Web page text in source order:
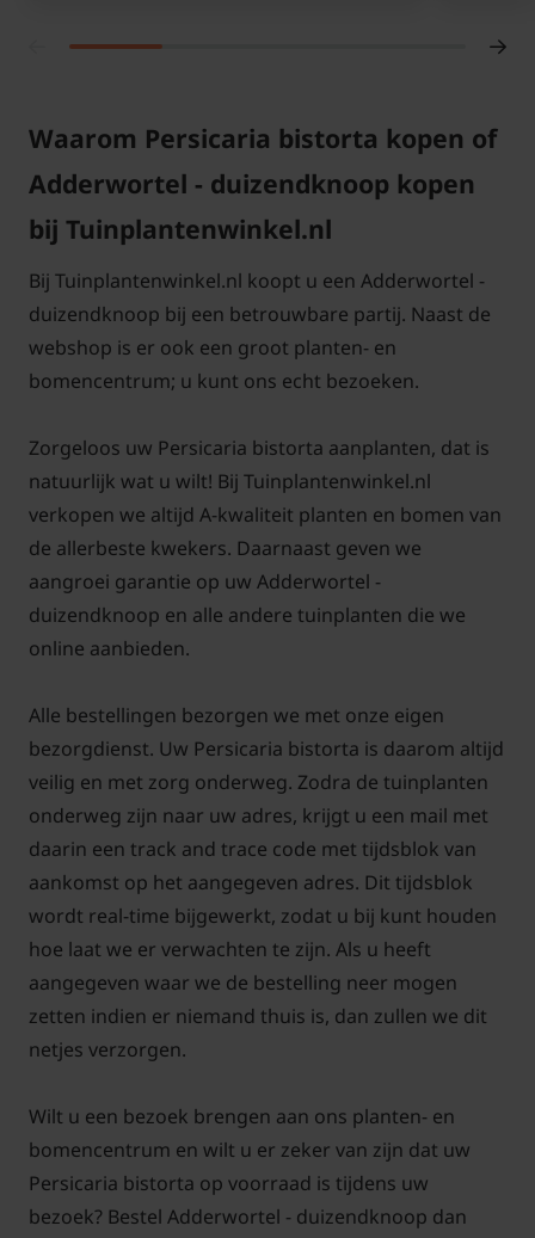
geschikt voor borders, graslanden en vochtige
eenvoudig een natuurlijke, weelderige beplanting
creëert.
Zoekt u een rijkbloeiende tuinselectie? Bekijk dan
ookPersicaria bistorta ‘Superba’ , een geselecteerde
variëteit die bekendstaat om zijn vollere bloei en
krachtige uitstraling in de tuin.
vochtige bodem
Adderwortel (Persicaria bistorta) staat het liefst in
de zon of halfschaduw op een plek waar de bodem
voedselrijk is en vochtig mag blijven. De plant geeft
duidelijk de voorkeur aan vochtige grond, zoals aan
de oever van een vijver, een lage plek in de border of
een rand van een bloemenweide. Een goed
gezonde groei en rijke bloei.
Persicaria bistorta is geschikt voor verschillende
seizoenen. In het voorjaar loopt de plant krachtig
uit, terwijl in het najaar het blad kan verkleuren en
de plant zich voorbereidt op de winter. In de winter
sterft de plant bovengronds af, maar komt in het
volgende seizoen weer terug. De plant is bovendien
bestand tegen luchtvervuiling en daardoor ook
geschikt voor stedelijke tuinen. Geef de eerste
weken na de aanplant voldoende water en bij
goed kan ontwikkelen.
Persicaria bistorta snoeien en
Waarom Persicaria bistorta kopen of
Adderwortel - duizendknoop kopen
bij Tuinplantenwinkel.nl
Bij Tuinplantenwinkel.nl koopt u een Adderwortel -
duizendknoop bij een betrouwbare partij. Naast de
webshop is er ook een groot planten- en
bomencentrum; u kunt ons echt bezoeken.
Zorgeloos uw Persicaria bistorta aanplanten, dat is
natuurlijk wat u wilt! Bij Tuinplantenwinkel.nl
verkopen we altijd A-kwaliteit planten en bomen van
de allerbeste kwekers. Daarnaast geven we
aangroei garantie op uw Adderwortel -
duizendknoop en alle andere tuinplanten die we
online aanbieden.
Alle bestellingen bezorgen we met onze eigen
bezorgdienst. Uw Persicaria bistorta is daarom altijd
veilig en met zorg onderweg. Zodra de tuinplanten
onderweg zijn naar uw adres, krijgt u een mail met
daarin een track and trace code met tijdsblok van
aankomst op het aangegeven adres. Dit tijdsblok
wordt real-time bijgewerkt, zodat u bij kunt houden
hoe laat we er verwachten te zijn. Als u heeft
aangegeven waar we de bestelling neer mogen
zetten indien er niemand thuis is, dan zullen we dit
netjes verzorgen.
Wilt u een bezoek brengen aan ons planten- en
bomencentrum en wilt u er zeker van zijn dat uw
Persicaria bistorta op voorraad is tijdens uw
bezoek? Bestel Adderwortel - duizendknoop dan